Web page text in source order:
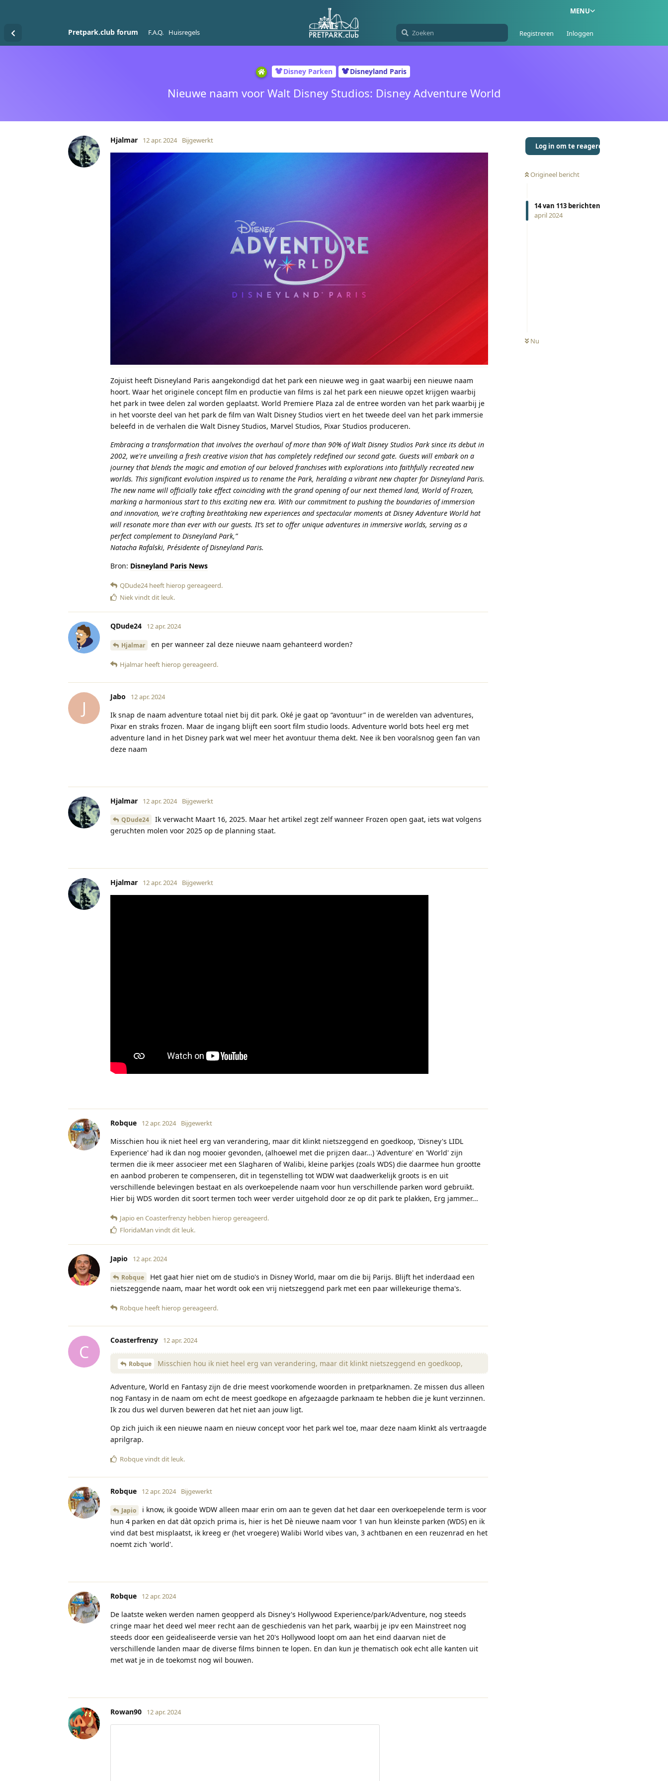
MENU
Pretpark.club forum F.A.Q. Huisregels Registreren Inloggen
Disney Parken Disneyland Paris
Nieuwe naam voor Walt Disney Studios: Disney Adventure World
Log in om te reageren
Origineel bericht
14van 113 berichten
april 2024
Nu
Hjalmar 12 apr. 2024 Bijgewerkt
Zojuist heeft Disneyland Paris aangekondigd dat het park een nieuwe weg in gaat waarbij een nieuwe naam
hoort. Waar het originele concept film en productie van films is zal het park een nieuwe opzet krijgen waarbij
het park in twee delen zal worden geplaatst. World Premiere Plaza zal de entree worden van het park waarbij je
in het voorste deel van het park de film van Walt Disney Studios viert en het tweede deel van het park immersie
beleefd in de verhalen die Walt Disney Studios, Marvel Studios, Pixar Studios produceren.
Embracing a transformation that involves the overhaul of more than 90% of Walt Disney Studios Park since its debut in
2002, we're unveiling a fresh creative vision that has completely redefined our second gate. Guests will embark on a
journey that blends the magic and emotion of our beloved franchises with explorations into faithfully recreated new
worlds. This significant evolution inspired us to rename the Park, heralding a vibrant new chapter for Disneyland Paris.
The new name will officially take effect coinciding with the grand opening of our next themed land, World of Frozen,
marking a harmonious start to this exciting new era. With our commitment to pushing the boundaries of immersion
and innovation, we're crafting breathtaking new experiences and spectacular moments at Disney Adventure World hat
will resonate more than ever with our guests. It’s set to offer unique adventures in immersive worlds, serving as a
perfect complement to Disneyland Park,”
Natacha Rafalski, Présidente of Disneyland Paris.
Bron: Disneyland Paris News
QDude24heeft hierop gereageerd.
Niekvindt dit leuk.
QDude24 12 apr. 2024
Hjalmar en per wanneer zal deze nieuwe naam gehanteerd worden?
Hjalmar heeft hierop gereageerd.
J
Jabo 12 apr. 2024
Ik snap de naam adventure totaal niet bij dit park. Oké je gaat op “avontuur” in de werelden van adventures,
Pixar en straks frozen. Maar de ingang blijft een soort film studio loods. Adventure world bots heel erg met
adventure land in het Disney park wat wel meer het avontuur thema dekt. Nee ik ben vooralsnog geen fan van
deze naam
Hjalmar 12 apr. 2024 Bijgewerkt
QDude24
Ik verwacht Maart 16, 2025. Maar het artikel zegt zelf wanneer Frozen open gaat, iets wat volgens
geruchten molen voor 2025 op de planning staat.
Hjalmar 12 apr. 2024 Bijgewerkt
Robque 12 apr. 2024 Bijgewerkt
Misschien hou ik niet heel erg van verandering, maar dit klinkt nietszeggend en goedkoop, 'Disney's LIDL
Experience' had ik dan nog mooier gevonden, (alhoewel met die prijzen daar...) 'Adventure' en 'World' zijn
termen die ik meer associeer met een Slagharen of Walibi, kleine parkjes (zoals WDS) die daarmee hun grootte
en aanbod proberen te compenseren, dit in tegenstelling tot WDW wat daadwerkelijk groots is en uit
verschillende belevingen bestaat en als overkoepelende naam voor hun verschillende parken word gebruikt.
Hier bij WDS worden dit soort termen toch weer verder uitgehold door ze op dit park te plakken, Erg jammer...
Japio en Coasterfrenzy hebben hierop gereageerd.
FloridaMan vindt dit leuk.
Japio 12 apr. 2024
Robque
Het gaat hier niet om de studio's in Disney World, maar om die bij Parijs. Blijft het inderdaad een
nietszeggende naam, maar het wordt ook een vrij nietszeggend park met een paar willekeurige thema's.
Robque heeft hierop gereageerd.
C
Coasterfrenzy 12 apr. 2024
Robque Misschien hou ik niet heel erg van verandering, maar dit klinkt nietszeggend en goedkoop,
Adventure, World en Fantasy zijn de drie meest voorkomende woorden in pretparknamen. Ze missen dus alleen
nog Fantasy in de naam om echt de meest goedkope en afgezaagde parknaam te hebben die je kunt verzinnen.
Ik zou dus wel durven beweren dat het niet aan jouw ligt.
Op zich juich ik een nieuwe naam en nieuw concept voor het park wel toe, maar deze naam klinkt als vertraagde
aprilgrap.
Robquevindt dit leuk.
Robque 12 apr. 2024 Bijgewerkt
Japio
i know, ik gooide WDW alleen maar erin om aan te geven dat het daar een overkoepelende term is voor
hun 4 parken en dat dàt opzich prima is, hier is het Dè nieuwe naam voor 1 van hun kleinste parken (WDS) en ik
vind dat best misplaatst, ik kreeg er (het vroegere) Walibi World vibes van, 3 achtbanen en een reuzenrad en het
noemt zich 'world'.
Robque 12 apr. 2024
De laatste weken werden namen geopperd als Disney's Hollywood Experience/park/Adventure, nog steeds
cringe maar het deed wel meer recht aan de geschiedenis van het park, waarbij je ipv een Mainstreet nog
steeds door een geïdealiseerde versie van het 20's Hollywood loopt om aan het eind daarvan niet de
verschillende landen maar de diverse films binnen te lopen. En dan kun je thematisch ook echt alle kanten uit
met wat je in de toekomst nog wil bouwen.
Rowan90 12 apr. 2024